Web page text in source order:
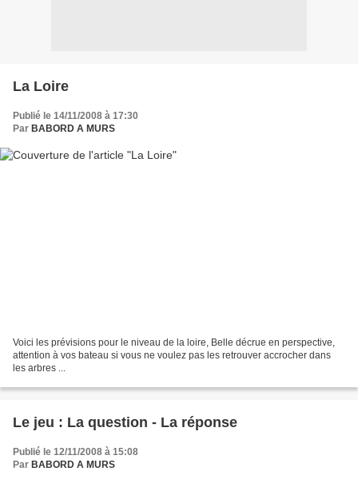
La Loire
Publié le 14/11/2008 à 17:30
Par BABORD A MURS
Voici les prévisions pour le niveau de la loire, Belle décrue en perspective,
attention à vos bateau si vous ne voulez pas les retrouver accrocher dans
les arbres ...
Le jeu : La question - La réponse
Publié le 12/11/2008 à 15:08
Par BABORD A MURS